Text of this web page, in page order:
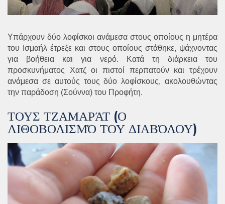
Υπάρχουν δύο λοφίσκοι ανάμεσα στους οποίους η μητέρα
του Ισμαήλ έτρεξε και στους οποίους στάθηκε, ψάχνοντας
για βοήθεια και για νερό. Κατά τη διάρκεια του
προσκυνήματος Χατζ οι πιστοί περπατούν και τρέχουν
ανάμεσα σε αυτούς τους δύο λοφίσκους, ακολουθώντας
την παράδοση (Σούννα) του Προφήτη.
ΤΟΥΣ ΤΖΑΜΑΡΆΤ (Ο
ΛΙΘΟΒΟΛΙΣΜΌ ΤΟΥ ΔΙΑΒΌΛΟΥ)